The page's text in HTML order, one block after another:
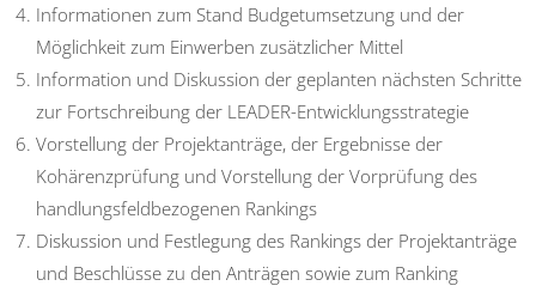
Informationen zum Stand Budgetumsetzung und der
Möglichkeit zum Einwerben zusätzlicher Mittel
Information und Diskussion der geplanten nächsten Schritte
zur Fortschreibung der LEADER-Entwicklungsstrategie
Vorstellung der Projektanträge, der Ergebnisse der
Kohärenzprüfung und Vorstellung der Vorprüfung des
handlungsfeldbezogenen Rankings
Diskussion und Festlegung des Rankings der Projektanträge
und Beschlüsse zu den Anträgen sowie zum Ranking